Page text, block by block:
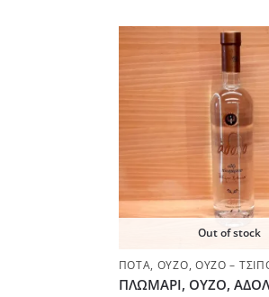
Out of stock
ΠΟΤΆ ΟΎΖΟ ΟΎΖΟ –
ΠΛΩΜΑΡΙ, ΟΥΖΟ,